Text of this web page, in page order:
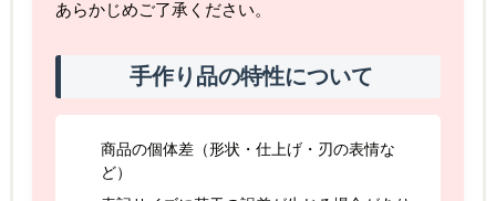
あらかじめご了承ください。
手作り品の特性について
商品の個体差（形状・仕上げ・刃の表情な
ど）